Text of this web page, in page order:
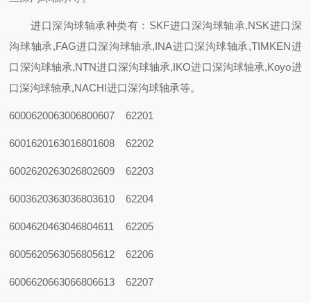
进口深沟球轴承种类有：SKF进口深沟球轴承,NSK进口深
沟球轴承,FAG进口深沟球轴承,INA进口深沟球轴承,TIMKEN进
口深沟球轴承,NTN进口深沟球轴承,IKO进口深沟球轴承,Koyo进
口深沟球轴承,NACHI进口深沟球轴承等。
6000620063006800607 62201
6001620163016801608 62202
6002620263026802609 62203
6003620363036803610 62204
6004620463046804611 62205
6005620563056805612 62206
6006620663066806613 62207